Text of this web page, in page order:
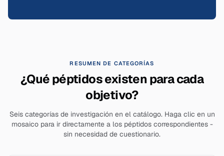
RESUMEN DE CATEGORÍAS
¿Qué péptidos existen para cada
objetivo?
Seis categorías de investigación en el catálogo. Haga clic en un
mosaico para ir directamente a los péptidos correspondientes -
sin necesidad de cuestionario.